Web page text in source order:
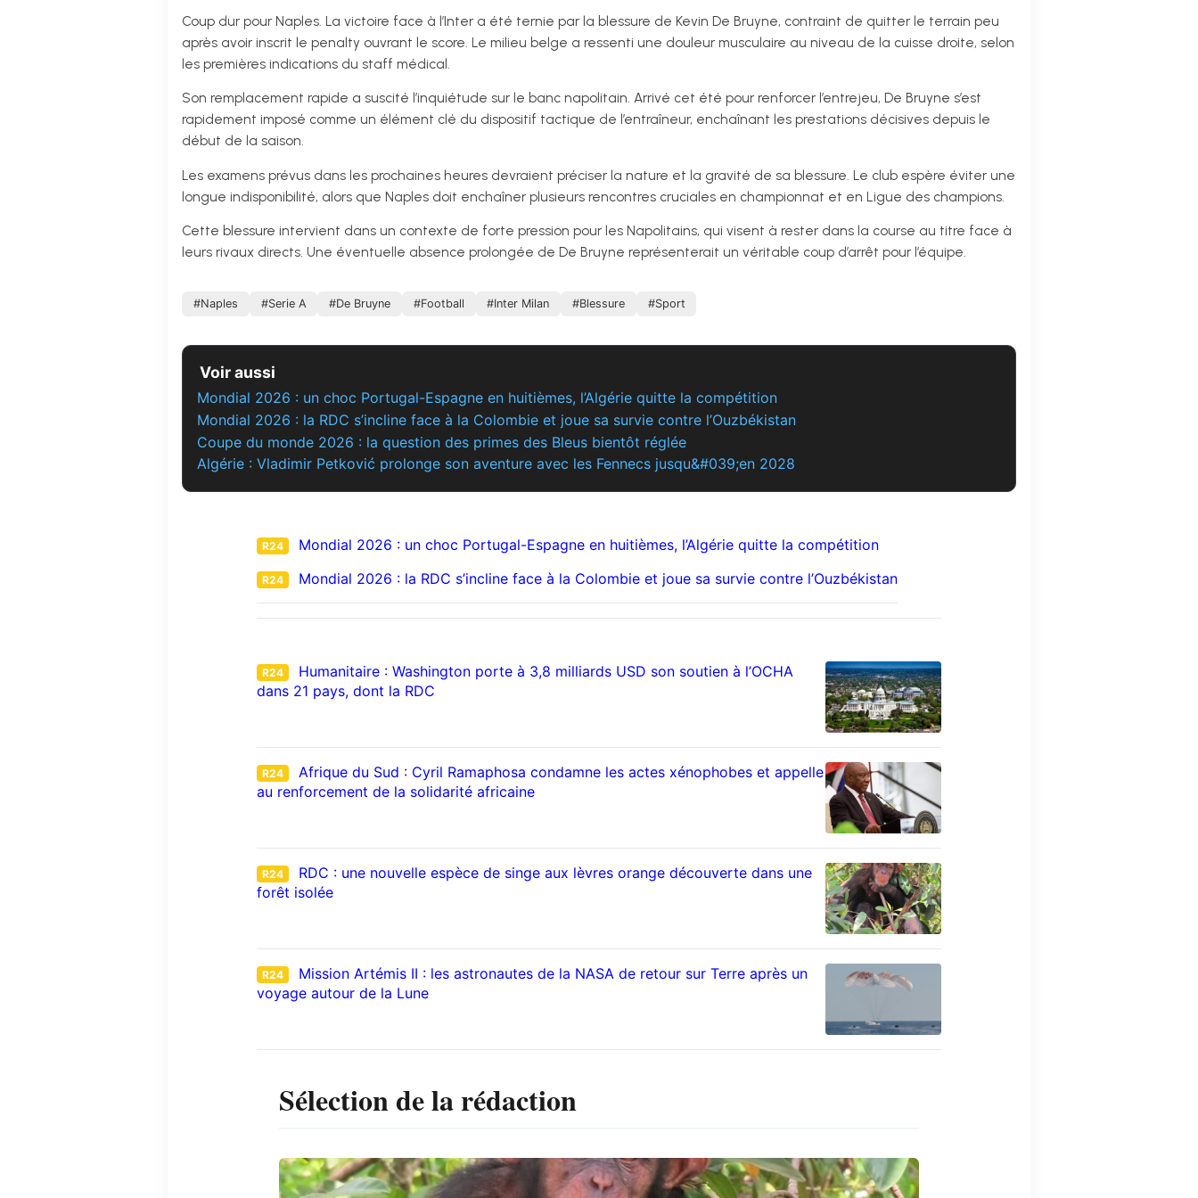
Coup dur pour Naples. La victoire face à l’Inter a été ternie par la blessure de Kevin De Bruyne, contraint de quitter le terrain peu
après avoir inscrit le penalty ouvrant le score. Le milieu belge a ressenti une douleur musculaire au niveau de la cuisse droite, selon
les premières indications du staff médical.
Son remplacement rapide a suscité l’inquiétude sur le banc napolitain. Arrivé cet été pour renforcer l’entrejeu, De Bruyne s’est
rapidement imposé comme un élément clé du dispositif tactique de l’entraîneur, enchaînant les prestations décisives depuis le
début de la saison.
Les examens prévus dans les prochaines heures devraient préciser la nature et la gravité de sa blessure. Le club espère éviter une
longue indisponibilité, alors que Naples doit enchaîner plusieurs rencontres cruciales en championnat et en Ligue des champions.
Cette blessure intervient dans un contexte de forte pression pour les Napolitains, qui visent à rester dans la course au titre face à
leurs rivaux directs. Une éventuelle absence prolongée de De Bruyne représenterait un véritable coup d’arrêt pour l’équipe.
#Naples #Serie A #De Bruyne #Football #Inter Milan #Blessure #Sport
Voir aussi
Mondial 2026 : un choc Portugal-Espagne en huitièmes, l’Algérie quitte la compétition
Mondial 2026 : la RDC s’incline face à la Colombie et joue sa survie contre l’Ouzbékistan
Coupe du monde 2026 : la question des primes des Bleus bientôt réglée
Algérie : Vladimir Petković prolonge son aventure avec les Fennecs jusqu&#039;en 2028
R24 Mondial 2026 : un choc Portugal-Espagne en huitièmes, l’Algérie quitte la compétition
R24 Mondial 2026 : la RDC s’incline face à la Colombie et joue sa survie contre l’Ouzbékistan
R24
Humanitaire : Washington porte à 3,8 milliards USD son soutien à l’OCHA
dans 21 pays, dont la RDC
R24
Afrique du Sud : Cyril Ramaphosa condamne les actes xénophobes et appelle
au renforcement de la solidarité africaine
R24
RDC : une nouvelle espèce de singe aux lèvres orange découverte dans une
forêt isolée
R24
Mission Artémis II : les astronautes de la NASA de retour sur Terre après un
voyage autour de la Lune
Sélection de la rédaction